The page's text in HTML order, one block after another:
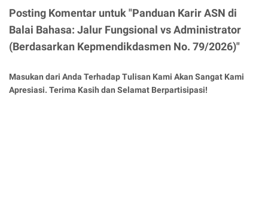
Posting Komentar untuk "Panduan Karir ASN di
Balai Bahasa: Jalur Fungsional vs Administrator
(Berdasarkan Kepmendikdasmen No. 79/2026)"
Masukan dari Anda Terhadap Tulisan Kami Akan Sangat Kami
Apresiasi. Terima Kasih dan Selamat Berpartisipasi!